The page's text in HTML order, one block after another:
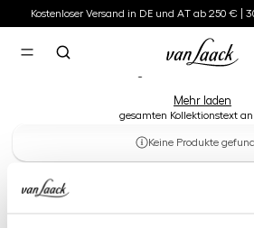
springen
Kostenloser Versand in DE und AT ab 250 € |
Klassische
Mit klassischen Schuhen können Sie nichts
Mehr laden
gesamten Kollektionstext
Keine Produkte